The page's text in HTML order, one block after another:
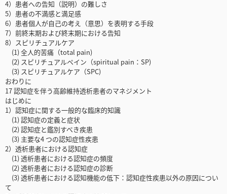
4）患者への告知（説明）の難しさ
5）患者の不満感と満足感
6）患者個人が自己の考え（意思）を表明する手段
7）前終末期および終末期における告知
8）スピリチュアルケア
(1) 全人的苦痛（total pain)
(2) スピリチュアルペイン（spiritual pain：SP)
(3) スピリチュアルケア（SPC)
おわりに
17 認知症を伴う高齢維持透析患者のマネジメント
はじめに
1）認知症に関する一般的な臨床的知識
(1) 認知症の定義と症状
(2) 認知症と鑑別すべき疾患
(3) 主要な4 つの認知症性疾患
2）透析患者における認知症
(1) 透析患者における認知症の頻度
(2) 透析患者における認知症の診断
(3) 透析患者における認知機能の低下：認知症性疾患以外の原因につい
て